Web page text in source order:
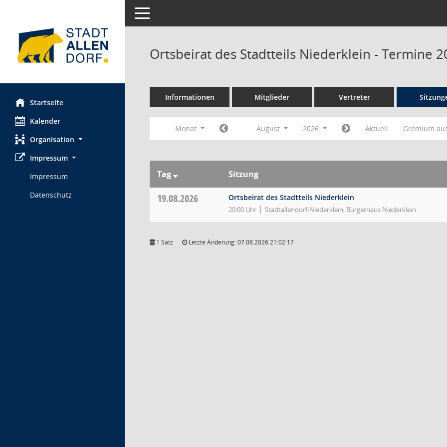
Startseite
Kalender
Organisation
Impressum
Impressum
Datenschutz
Toggle navigation
Ortsbeirat des Stadtteils Niederklein - Termine
Informationen Mitglieder Vertreter
Monat August 2026 Aktuell Gremium
Tag Sitzung
19.08.2026 Ortsbeirat des Stadtteils Niederklein
20:00 Uhr Stadtallendorf-Niederklein, Bürgerhaus Niederklein
1 Satz Letzte Änderung: 07.08.2026 21:02:17